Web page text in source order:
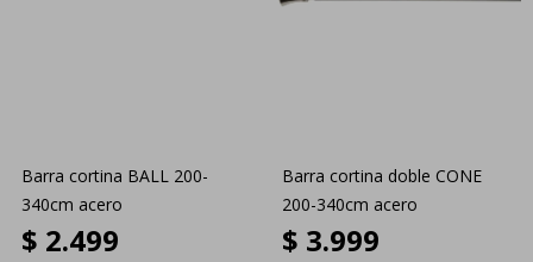
Barra cortina BALL 200-
340cm acero
$ 2.499
Barra cortina doble CONE
200-340cm acero
$ 3.999